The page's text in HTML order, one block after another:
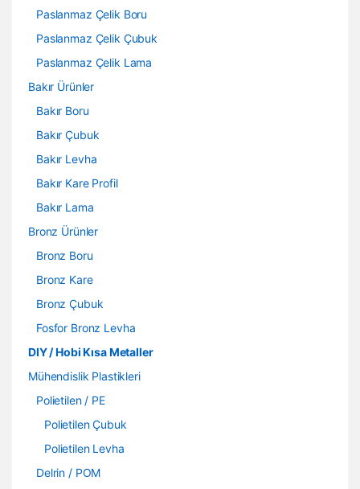
Paslanmaz Çelik Boru
Paslanmaz Çelik Çubuk
Paslanmaz Çelik Lama
Bakır Ürünler
Bakır Boru
Bakır Çubuk
Bakır Levha
Bakır Kare Profil
Bakır Lama
Bronz Ürünler
Bronz Boru
Bronz Kare
Bronz Çubuk
Fosfor Bronz Levha
DIY / Hobi Kısa Metaller
Mühendislik Plastikleri
Polietilen / PE
Polietilen Çubuk
Polietilen Levha
Delrin / POM